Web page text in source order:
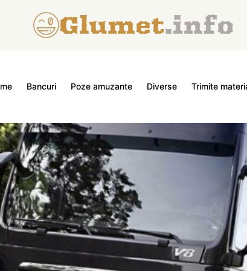
Bancuri Poze amuzante Diverse Trimite